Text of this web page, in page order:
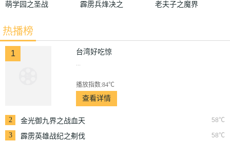
萌学园之圣战
霹雳兵烽决之
老夫子之魔界
热播榜
1 台湾好吃惊
...
播放指数:84℃
查看详情
2 58℃
金光御九界之战血天
道
3 58℃
霹雳英雄战纪之刜伐